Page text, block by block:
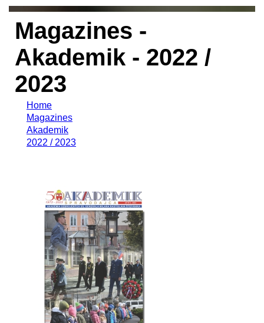
Magazines -
Akademik - 2022 /
2023
Home
Magazines
Akademik
2022 / 2023